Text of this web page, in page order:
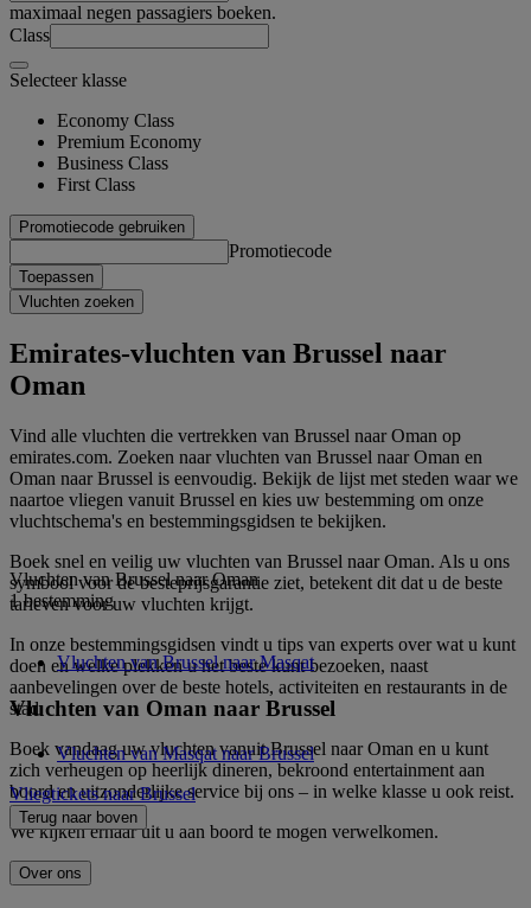
maximaal negen passagiers boeken.
Class
Selecteer klasse
Economy Class
Premium Economy
Business Class
First Class
Promotiecode gebruiken
Promotiecode
Toepassen
Vluchten zoeken
Emirates-vluchten van Brussel naar
Oman
Vind alle vluchten die vertrekken van Brussel naar Oman op
emirates.com. Zoeken naar vluchten van Brussel naar Oman en
Oman naar Brussel is eenvoudig. Bekijk de lijst met steden waar we
naartoe vliegen vanuit Brussel en kies uw bestemming om onze
vluchtschema's en bestemmingsgidsen te bekijken.
Boek snel en veilig uw vluchten van Brussel naar Oman. Als u ons
symbool voor de besteprijsgarantie ziet, betekent dit dat u de beste
tarieven voor uw vluchten krijgt.
In onze bestemmingsgidsen vindt u tips van experts over wat u kunt
doen en welke plekken u het beste kunt bezoeken, naast
aanbevelingen over de beste hotels, activiteiten en restaurants in de
stad.
Boek vandaag uw vluchten vanuit Brussel naar Oman en u kunt
zich verheugen op heerlijk dineren, bekroond entertainment aan
boord en uitzonderlijke service bij ons – in welke klasse u ook reist.
We kijken ernaar uit u aan boord te mogen verwelkomen.
Vluchten van Brussel naar Oman
1 bestemming
Vluchten van Brussel naar Masqat
Vluchten van Oman naar Brussel
Vluchten van Masqat naar Brussel
Vliegtickets naar Brussel
Terug naar boven
Over ons